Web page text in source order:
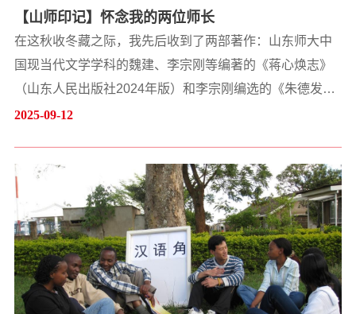
【山师印记】怀念我的两位师长
在这秋收冬藏之际，我先后收到了两部著作：山东师大中
国现当代文学学科的魏建、李宗刚等编著的《蒋心焕志》
（山东人民出版社2024年版）和李宗刚编选的《朱德发学
术手稿选编》（团结出版社2023年版）。这不禁让我回忆
的指导教师田仲济先生之外对我影响较大的两位老师。
《蒋心焕志》是蒋心焕先生人生轨迹和学术成就的描摹与
梳理。...
2025-09-12